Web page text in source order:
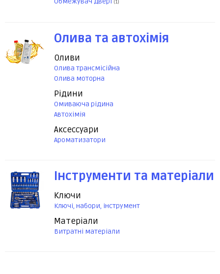
(1)
Олива та автохімія
Оливи
Олива трансмісійна
Олива моторна
Рідини
Омиваюча рідина
Автохімія
Аксессуари
Ароматизатори
Інструменти та матеріали
Ключи
Ключі, набори, інструмент
Матеріали
Витратні матеріали